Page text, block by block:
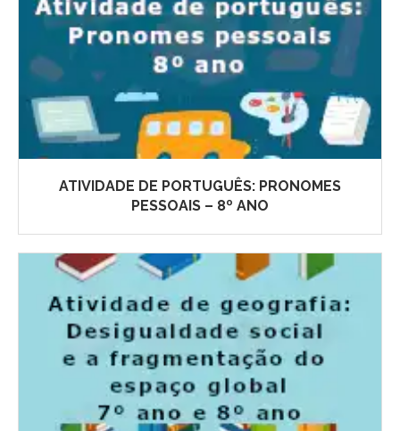
ATIVIDADE DE PORTUGUÊS: PRONOMES
PESSOAIS – 8º ANO